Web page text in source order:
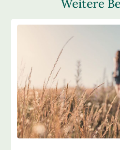
Weitere